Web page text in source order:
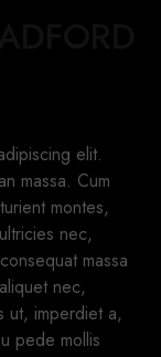
elit.
massa. Cum
montes,
nec,
massa
nec,
ut, imperdiet a,
pede mollis